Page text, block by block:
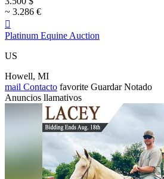
~ 3.286 €

Platinum Equine Auction
US
Howell, MI
mail Contacto favorite Guardar Notado
Anuncios llamativos